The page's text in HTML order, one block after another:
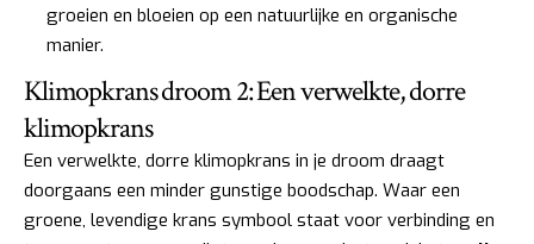
groeien en bloeien op een natuurlijke en organische
manier.
Klimopkrans droom 2: Een verwelkte, dorre
klimopkrans
Een verwelkte, dorre klimopkrans in je droom draagt
doorgaans een minder gunstige boodschap. Waar een
groene, levendige krans symbool staat voor verbinding en